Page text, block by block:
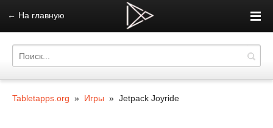
← На главную
Tabletapps.org » Игры » Jetpack Joyride